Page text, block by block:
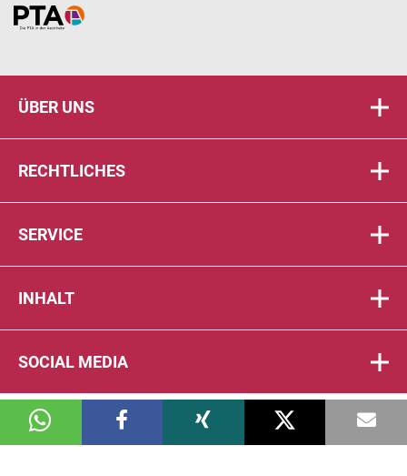
Home
ÜBER UNS
RECHTLICHES
SERVICE
INHALT
SOCIAL MEDIA
© 2026 DIE PTA IN DER APOTHEKE